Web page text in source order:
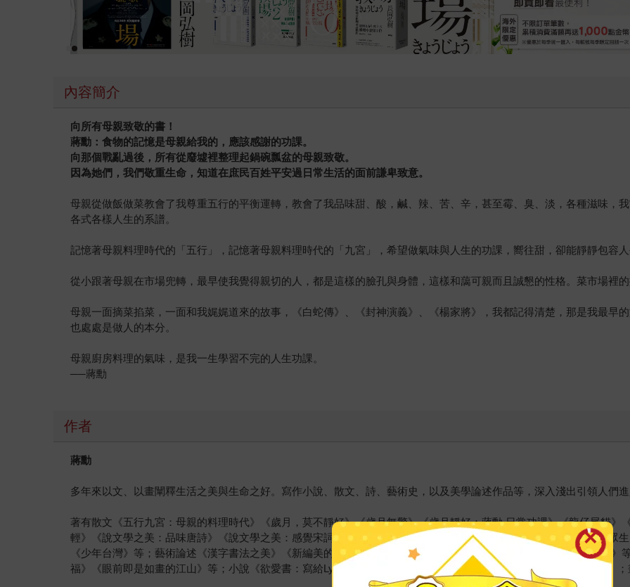
內容簡介
向所有母親致敬的書！
蔣勳：食物的記憶是母親給我的，應該感謝的功課。
向那個戰亂過後，所有從廢墟裡整理起鍋碗瓢盆的母親致敬。
因為她們，我們敬重生命，知道在庶民百姓平安過日常生活的面前謙卑致意。
母親從做飯做菜教會了我尊重五行的平衡運轉，教會了我品味甜、酸，鹹、辣、苦、辛，甚至霉、臭、淡，各種滋味，
各式各樣人生的系譜。
記憶著母親料理時代的「五行」，記憶著母親料理時代的「九宮」，希望做氣味與人生的功課，嚮往甜，卻能靜靜包容
從小跟著母親在市場兜轉，最早使我覺得親切的人，都是這樣的臉孔與身體，這樣和藹可親而且誠懇的性格。菜市場裡
母親一面摘菜掐菜，一面和我娓娓道來的故事，《白蛇傳》、《封神演義》、《楊家將》，我都記得清楚，那是我最早
也處處是做人的本分。
母親廚房料理的氣味，是我一生學習不完的人生功課。
──蔣勳
作者
蔣勳
多年來以文、以畫闡釋生活之美與生命之好。寫作小說、散文、詩、藝術史，以及美學論述作品等，深入淺出引領人們
著有散文《五行九宮：母親的料理時代》《歲月，莫不靜好》《歲月無驚》《歲月靜好：蔣勳 日常功課》《龍仔尾貓》
輕》《說文學之美：品味唐詩》《說文學之美：感覺宋詞》《池上日記》《捨得，捨不得：帶著金剛經旅行》《此時眾
《少年台灣》等；藝術論述《漢字書法之美》《新編美的曙光》《美的沉思》《天地有大美》《黃公望 富春山居圖卷
福》《眼前即是如畫的江山》等；小說《欲愛書：寫給Ly's M》《新傳說》《情不自禁》；有聲書《孤獨六講有聲書》